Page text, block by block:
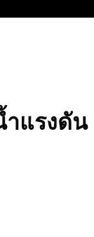
ำแรงดัน